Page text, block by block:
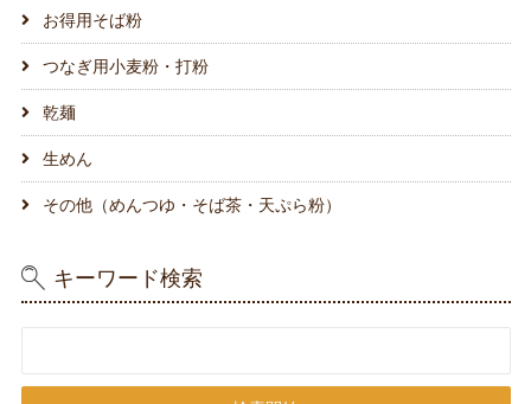
お得用そば粉
つなぎ用小麦粉・打粉
乾麺
生めん
その他（めんつゆ・そば茶・天ぷら粉）
キーワード検索